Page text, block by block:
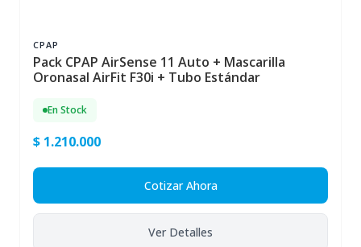
CPAP
Pack CPAP AirSense 11 Auto + Mascarilla
Oronasal AirFit F30i + Tubo Estándar
En Stock
$ 1.210.000
Cotizar Ahora
Ver Detalles